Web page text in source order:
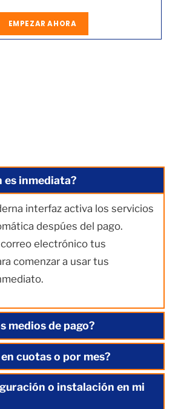
EMPEZAR AHORA
es inmediata?
interfaz activa los servicios
despúes del pago.
electrónico tus
comenzar a usar tus
medios de pago?
cuotas o por mes?
o instalación en mi